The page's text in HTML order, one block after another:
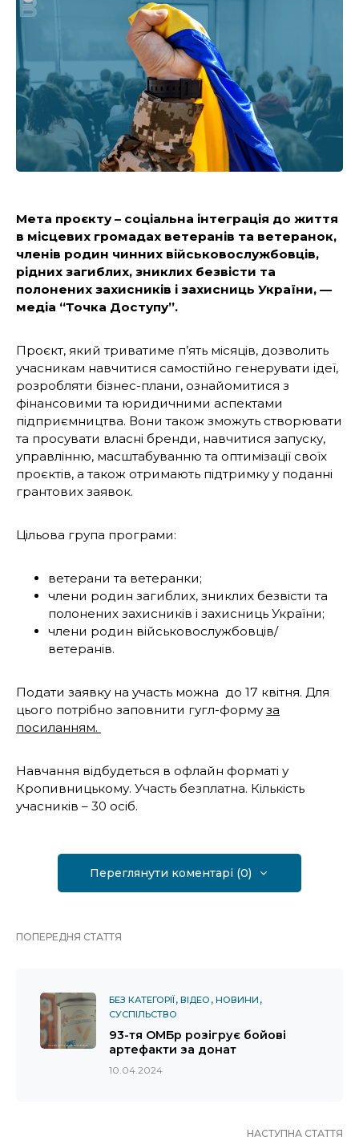
Мета проєкту – соціальна інтеграція до життя
в місцевих громадах ветеранів та ветеранок,
членів родин чинних військовослужбовців,
рідних загиблих, зниклих безвісти та
полонених захисників і захисниць України, —
медіа “Точка Доступу”.
Проєкт, який триватиме п’ять місяців, дозволить
учасникам навчитися самостійно генерувати ідеї,
розробляти бізнес-плани, ознайомитися з
фінансовими та юридичними аспектами
підприємництва. Вони також зможуть створювати
та просувати власні бренди, навчитися запуску,
управлінню, масштабуванню та оптимізації своїх
проєктів, а також отримають підтримку у поданні
грантових заявок.
Цiльова група програми:
ветерани та ветеранки;
члени родин загиблих, зниклих безвiсти та
полонених захисникiв i захисниць України;
члени родин вiйськовослужбовцiв/
ветеранiв.
Подати заявку на участь можна до 17 квiтня. Для
цього потрібно заповнити гугл-формуза
посиланням.
Навчання вiдбудеться в офлайн форматi у
Кропивницькому. Участь безплатна. Кiлькiсть
учасникiв – 30 осiб.
Переглянути коментарі (0)
ПОПЕРЕДНЯ СТАТТЯ
БЕЗ КАТЕГОРІЇ ВІДЕО НОВИНИ
СУСПІЛЬСТВО
93-тя ОМБр розігрує бойові
артефакти за донат
10.04.2024
НАСТУПНА СТАТТЯ